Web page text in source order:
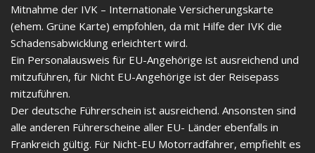
Mitnahme der IVK – Internationale Versicherungskarte
(ehem. Grüne Karte) empfohlen, da mit Hilfe der IVK die
Schadensabwicklung erleichtert wird.
Ein Personalausweis für EU-Angehörige ist ausreichend und
mitzuführen, für Nicht EU-Angehörige ist der Reisepass
mitzuführen.
Der deutsche Führerschein ist ausreichend. Ansonsten sind
alle anderen Führerscheine aller EU- Länder ebenfalls in
Frankreich gültig. Für Nicht-EU Motorradfahrer, empfiehlt es